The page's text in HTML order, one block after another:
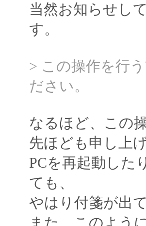
当然お知らせし
す。
> この操作を行
ださい。
なるほど、この
先ほども申し上
PCを再起動した
ても、
やはり付箋が出
また、このよう